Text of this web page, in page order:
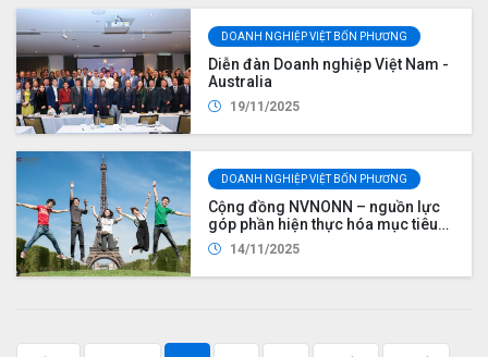
DOANH NGHIỆP VIỆT BỐN PHƯƠNG
Diễn đàn Doanh nghiệp Việt Nam -
Australia
19/11/2025
DOANH NGHIỆP VIỆT BỐN PHƯƠNG
Cộng đồng NVNONN – nguồn lực
góp phần hiện thực hóa mục tiêu
phát triển quốc gia
14/11/2025